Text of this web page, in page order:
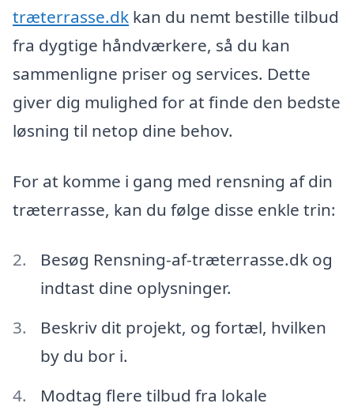
træterrasse.dk kan du nemt bestille tilbud
fra dygtige håndværkere, så du kan
sammenligne priser og services. Dette
giver dig mulighed for at finde den bedste
løsning til netop dine behov.
For at komme i gang med rensning af din
træterrasse, kan du følge disse enkle trin:
Besøg Rensning-af-træterrasse.dk og
indtast dine oplysninger.
Beskriv dit projekt, og fortæl, hvilken
by du bor i.
Modtag flere tilbud fra lokale